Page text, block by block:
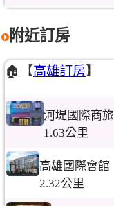
附近訂房
🏠【高雄訂房】
河堤國際商旅
1.63公里
高雄國際會館
2.32公里